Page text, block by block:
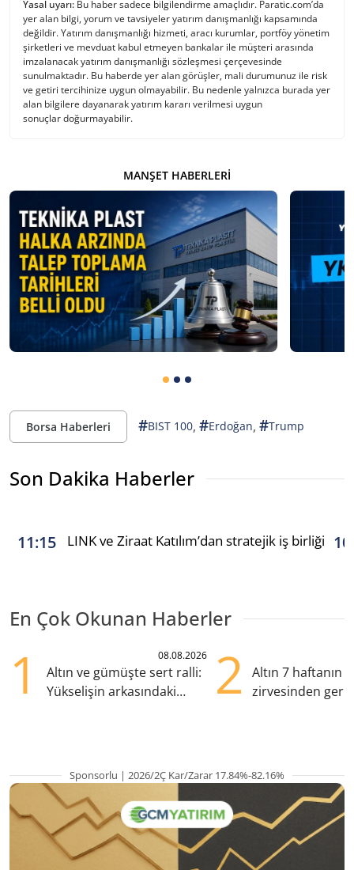
Yasal uyarı: Bu haber sadece bilgilendirme amaçlıdır. Paratic.com’da
yer alan bilgi, yorum ve tavsiyeler yatırım danışmanlığı kapsamında
değildir. Yatırım danışmanlığı hizmeti, aracı kurumlar, portföy yönetim
şirketleri ve mevduat kabul etmeyen bankalar ile müşteri arasında
imzalanacak yatırım danışmanlığı sözleşmesi çerçevesinde
sunulmaktadır. Bu haberde yer alan görüşler, mali durumunuz ile risk
ve getiri tercihinize uygun olmayabilir. Bu nedenle yalnızca burada yer
alan bilgilere dayanarak yatırım kararı verilmesi uygun
sonuçlar doğurmayabilir.
MANŞET HABERLERI
Borsa Haberleri #BIST 100, #Erdoğan, #Trump
Son Dakika Haberler
11:15 LINK ve Ziraat Katılım’dan stratejik iş birliği
En Çok Okunan Haberler
1 08.08.2026
Altın ve gümüşte sert ralli:
Yükselişin arkasındaki
2
Altın 7 haftanın
zirvesinden
Sponsorlu | 2026/2Ç Kar/Zarar 17.84%-82.16%